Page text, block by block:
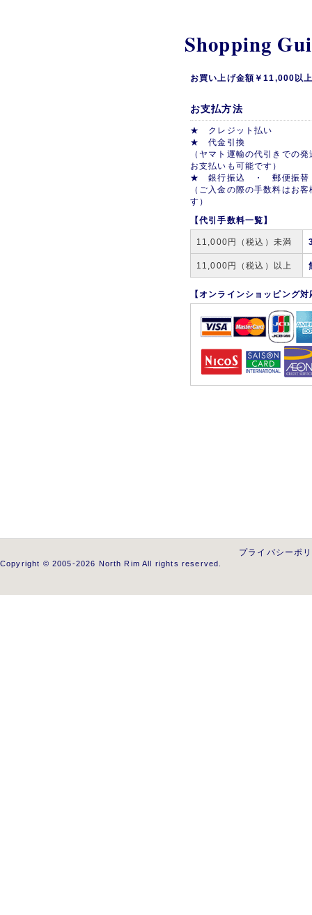
Shopping
お買い上げ金額￥11,000以
お支払方法
★ クレジット払い
★ 代金引換
（ヤマト運輸の代引きでの
お支払いも可能です）
★ 銀行振込 ・ 郵便振替
（ご入金の際の手数料はお
す）
【代引手数料一覧】
11,000円（税込）未満
11,000円（税込）以上
【オンラインショッピング
プライバシーポ
Copyright © 2005-2026 North Rim All rights reserved.